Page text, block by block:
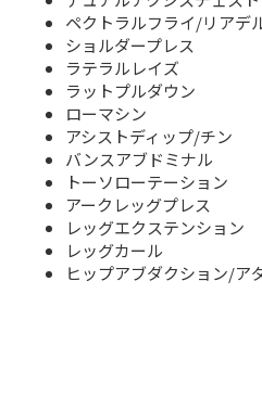
ペクトラルフライ/リアデ
ショルダープレス
ラテラルレイズ
ラットプルダウン
ローマシン
アシストディップ/チン
バンスアブドミナル
トーソローテーション
アークレッグプレス
レッグエクステンション
レッグカール
ヒップアブダクション/ア